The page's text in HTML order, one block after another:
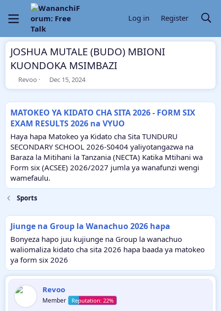
Log in Register
JOSHUA MUTALE (BUDO) MBIONI
KUONDOKA MSIMBAZI
T
h
a
d
t
a
r
t
e
Revoo
S
t
t
d
a
t
e
Dec 15, 2024
MATOKEO YA KIDATO CHA SITA 2026 - FORM SIX
EXAM RESULTS 2026 na VYUO
Haya hapa Matokeo ya Kidato cha Sita TUNDURU
SECONDARY SCHOOL 2026-S0404 yaliyotangazwa na
Baraza la Mitihani la Tanzania (NECTA) Katika Mtihani wa
Form six (ACSEE) 2026/2027 jumla ya wanafunzi wengi
wamefaulu.
Sports
Jiunge na Group la Wanachuo 2026 hapa
Bonyeza hapo juu kujiunge na Group la wanachuo
waliomaliza kidato cha sita 2026 hapa baada ya matokeo
ya form six 2026
Revoo
Member